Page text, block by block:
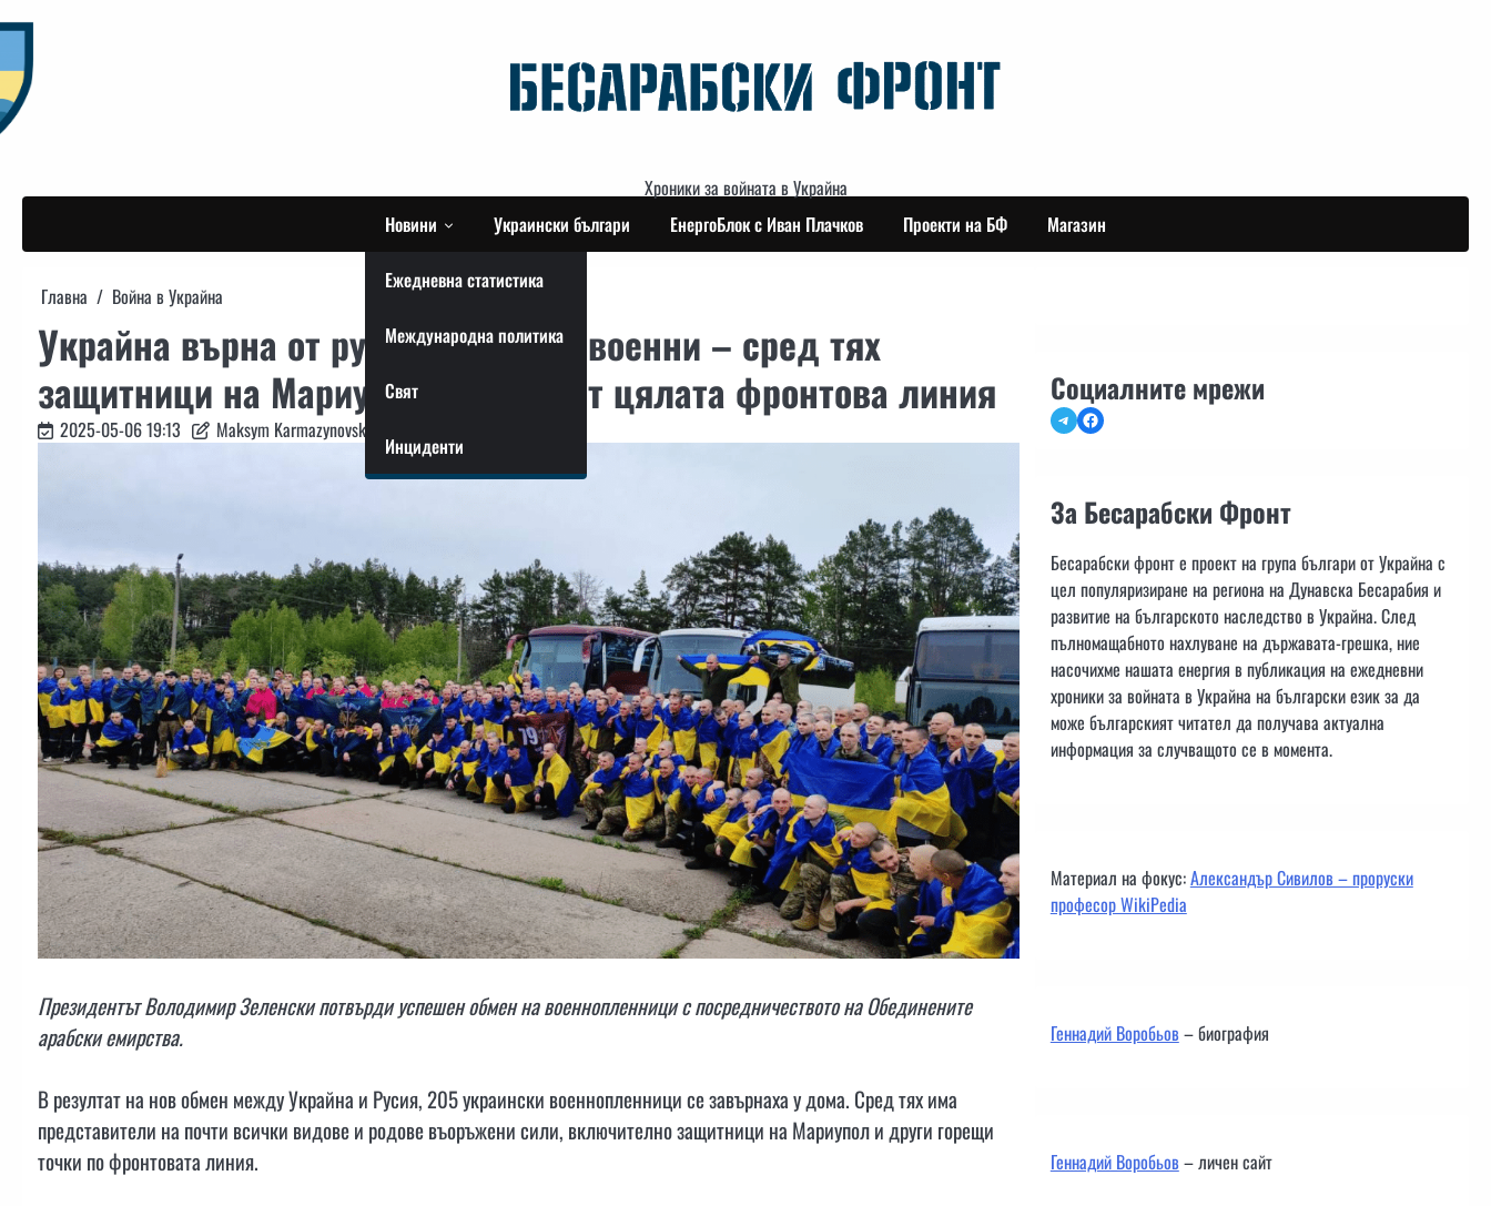
to
content
Хроники за войната в Украйна
Новини
Ежедневна статистика
Международна политика
Свят
Инциденти
Украински българи ЕнергоБлок с Иван Плачков Проекти на БФ Магазин
Главна Война в Украйна
Украйна върна от руски плен 205 военни – сред тях
защитници на Мариупол и бойци от цялата фронтова линия
2025-05-06 19:13 Maksym Karmazynovskyi
Президентът Володимир Зеленски потвърди успешен обмен на военнопленници с посредничеството на Обединените
арабски емирства.
В резултат на нов обмен между Украйна и Русия, 205 украински военнопленници се завърнаха у дома. Сред тях има
представители на почти всички видове и родове въоръжени сили, включително защитници на Мариупол и други горещи
точки по фронтовата линия.
Социалните мрежи
TelegramFacebook
За Бесарабски Фронт
Бесарабски фронт е проект на група българи от Украйна с
цел популяризиране на региона на Дунавска Бесарабия и
развитие на българското наследство в Украйна. След
пълномащабното нахлуване на държавата-грешка, ние
насочихме нашата енергия в публикация на ежедневни
хроники за войната в Украйна на български език за да
може българският читател да получава актуална
информация за случващото се в момента.
Материал на фокус:Александър Сивилов – проруски
професор WikiPedia
Геннадий Воробьов– биография
Геннадий Воробьов– личен сайт